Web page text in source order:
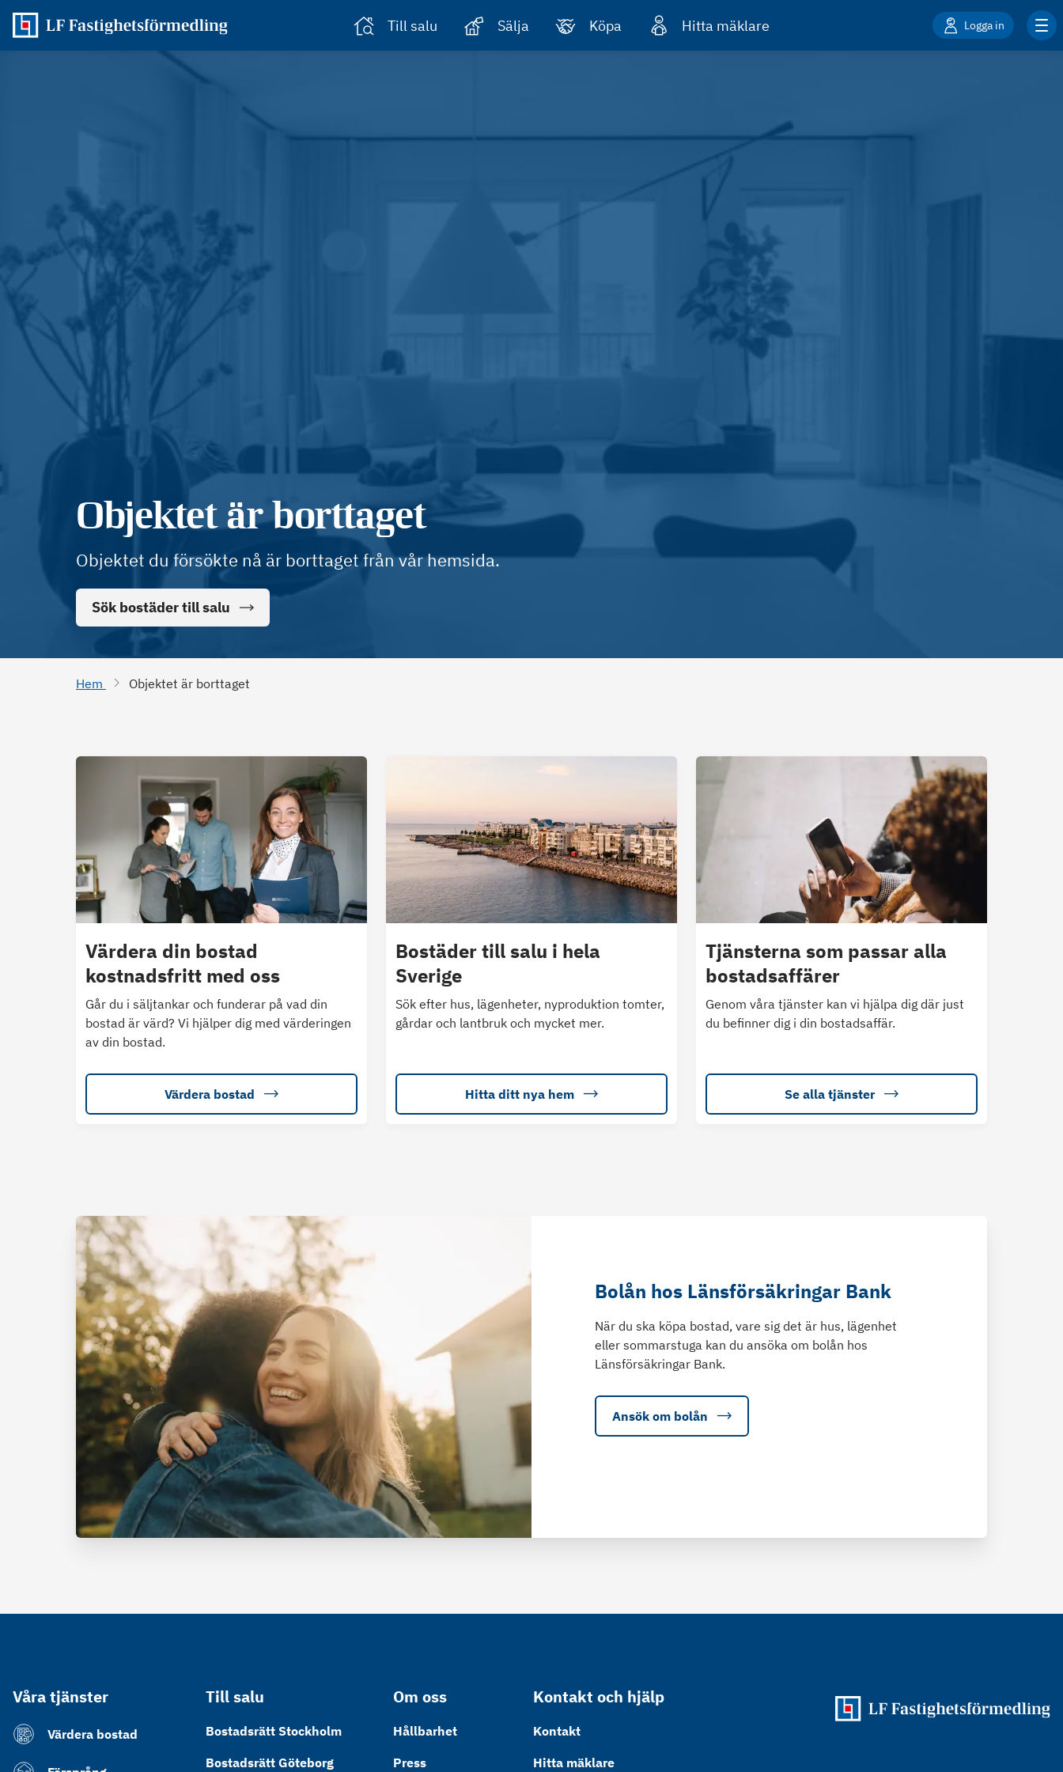
Till salu Sälja Köpa Hitta mäklare Logga in
Objektet är borttaget
Objektet du försökte nå är borttaget från vår hemsida.
Sök bostäder till salu
Hem Objektet är borttaget
Värdera din bostad
kostnadsfritt med oss
Går du i säljtankar och funderar på vad din
bostad är värd? Vi hjälper dig med värderingen
av din bostad.
Värdera bostad
Bostäder till salu i hela
Sverige
Sök efter hus, lägenheter, nyproduktion tomter,
gårdar och lantbruk och mycket mer.
Hitta ditt nya hem
Tjänsterna som passar alla
bostadsaffärer
Genom våra tjänster kan vi hjälpa dig där just
du befinner dig i din bostadsaffär.
Se alla tjänster
Bolån hos Länsförsäkringar Bank
När du ska köpa bostad, vare sig det är hus, lägenhet
eller sommarstuga kan du ansöka om bolån hos
Länsförsäkringar Bank.
Ansök om bolån
Våra tjänster
Värdera bostad
Till salu
Bostadsrätt Stockholm
Bostadsrätt Göteborg
Om oss
Hållbarhet
Press
Kontakt och hjälp
Kontakt
Hitta mäklare